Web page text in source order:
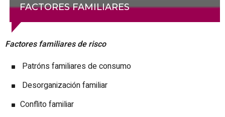
FACTORES FAMILIARES
Factores familiares de risco
Patróns familiares de consumo
Desorganización familiar
Conflito familiar